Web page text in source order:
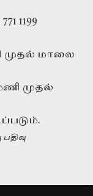
1199
முதல் மாலை
முதல்